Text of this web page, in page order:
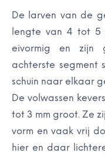
De larven van de
lengte van 4 tot 5
eivormig en zijn
achterste segment
schuin naar elkaar
De volwassen
tot 3 mm groot. Ze
vorm en vaak vrij
hier en daar